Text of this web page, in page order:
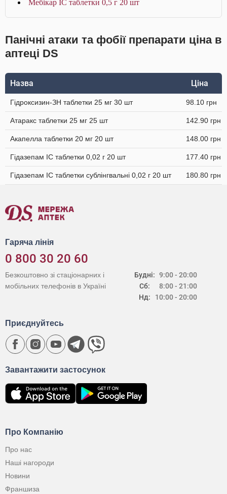
Мебікар IC таблетки 0,5 г 20 шт
Панічні атаки та фобії препарати ціна в
аптеці DS
Назва Ціна
Гідроксизин-ЗН таблетки 25 мг 30 шт 98.10 грн
Атаракс таблетки 25 мг 25 шт 142.90 грн
Акапелла таблетки 20 мг 20 шт 148.00 грн
Гідазепам IC таблетки 0,02 г 20 шт 177.40 грн
Гідазепам IC таблетки сублінгвальні 0,02 г 20 шт 180.80 грн
Гаряча лінія
0 800 30 20 60
Будні:
Сб:
Нд:
9:00 - 20:00
8:00 - 21:00
10:00 - 20:00
Безкоштовно зі стаціонарних і
мобільних телефонів в Україні
Про Компанію
Про нас
Наші нагороди
Новини
Франшиза
Завантажити застосунок
Приєднуйтесь